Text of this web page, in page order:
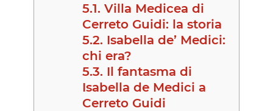
5.1. Villa Medicea di
Cerreto Guidi: la storia
5.2. Isabella de’ Medici:
chi era?
5.3. Il fantasma di
Isabella de Medici a
Cerreto Guidi